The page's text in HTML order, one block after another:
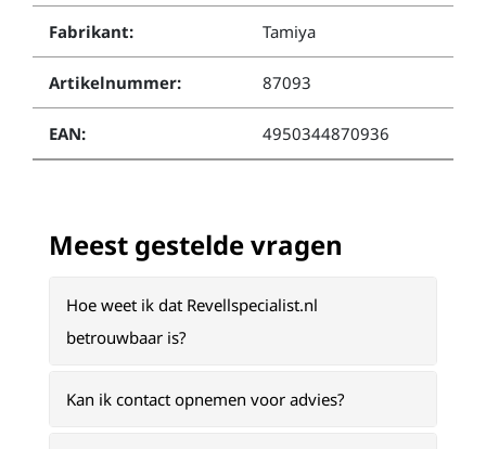
Fabrikant: Tamiya
Artikelnummer: 87093
EAN: 4950344870936
Meest gestelde vragen
Hoe weet ik dat Revellspecialist.nl
betrouwbaar is?
Kan ik contact opnemen voor advies?